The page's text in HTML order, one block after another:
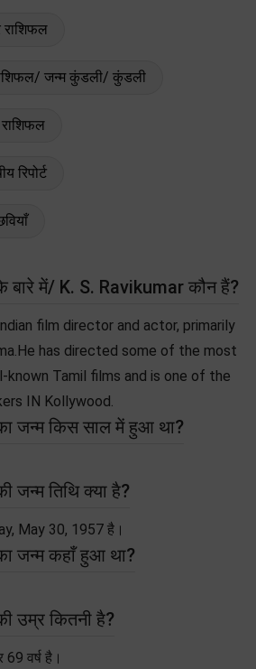
राशिफल
जन्म कुंडली/ कुंडली
रिपोर्ट
बारे में/ K. S. Ravikumar कौन हैं?
film director and actor, primarily
has directed some of the most
known Tamil films and is one of the
IN Kollywood.
जन्म किस साल में हुआ था?
जन्म तिथि क्या है?
May 30, 1957 है।
जन्म कहाँ हुआ था?
उम्र कितनी है?
वर्ष है।